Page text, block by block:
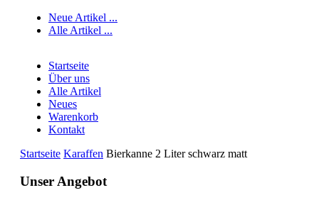
Neue Artikel ...
Alle Artikel ...
Startseite
Über uns
Alle Artikel
Neues
Warenkorb
Kontakt
Startseite Karaffen Bierkanne 2 Liter schwarz matt
Unser Angebot